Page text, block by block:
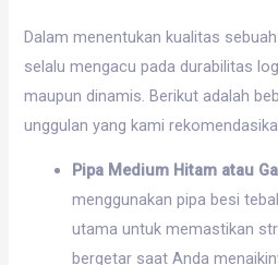
Dalam menentukan kualitas
selalu mengacu pada durabilitas
maupun dinamis. Berikut adalah
unggulan yang kami
Pipa Medium Hitam atau
menggunakan pipa besi
utama untuk memastikan
bergetar saat Anda